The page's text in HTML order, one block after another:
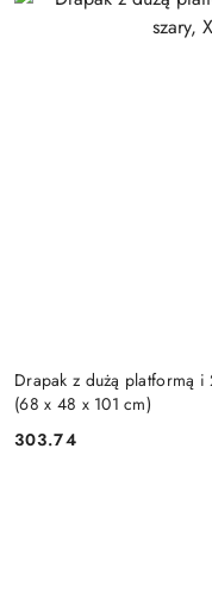
Drapak z dużą platformą i
(68 x 48 x 101 cm)
Cena:
303.74